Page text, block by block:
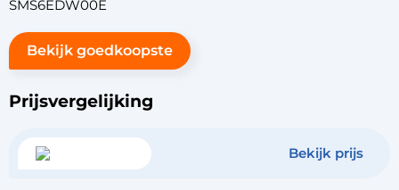
SMS6EDW00E
Bekijk goedkoopste
Prijsvergelijking
Bekijk prijs